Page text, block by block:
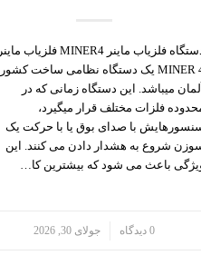
دستگاه فلزیاب ماینر MINER4 فلزیاب ماینر
MINER 4 یک دستگاه نظامی ساخت کشور
میباشد. این دستگاه زمانی که در
فلزات مختلف قرار میگیرد،
با صدای بوق یا با حرکت یک
شروع به هشدار دادن می کنند. این
باعث می شود که بیشترین کا…
0 دیدگاه جولای 30, 2026